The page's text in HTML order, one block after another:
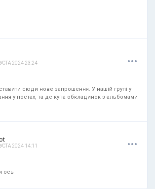
2024 23:24 ...
сюди нове запрошення. У нашій групі у
у постах, та де купа обкладинок з альбомами
2024 14:11 ...